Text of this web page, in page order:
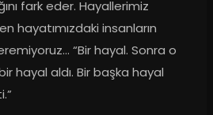
fark eder. Hayallerimiz
hayatımızdaki insanların
“Bir hayal. Sonra o
hayal aldı. Bir başka hayal